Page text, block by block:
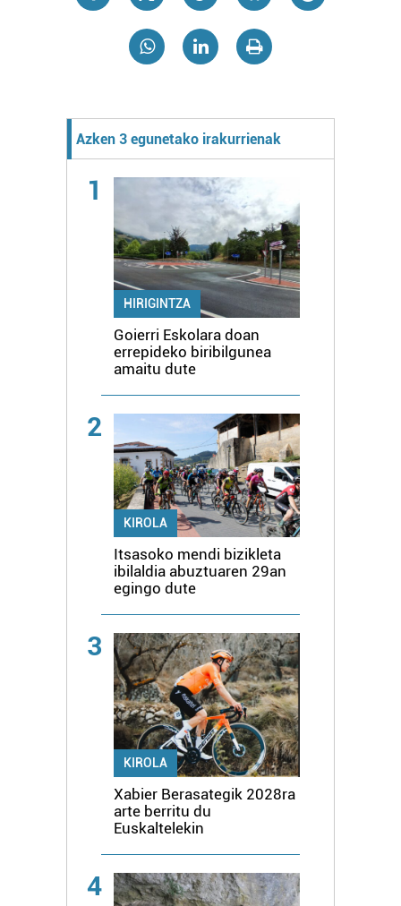
Azken 3 egunetako irakurrienak
1
HIRIGINTZA
Goierri Eskolara doan
errepideko biribilgunea
amaitu dute
2
KIROLA
Itsasoko mendi bizikleta
ibilaldia abuztuaren 29an
egingo dute
3
KIROLA
Xabier Berasategik 2028ra
arte berritu du
Euskaltelekin
4